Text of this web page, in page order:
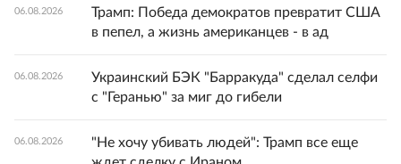
06.08.2026
Трамп: Победа демократов превратит США
в пепел, а жизнь американцев - в ад
06.08.2026
Украинский БЭК "Барракуда" сделал селфи
с "Геранью" за миг до гибели
06.08.2026
"Не хочу убивать людей": Трамп все еще